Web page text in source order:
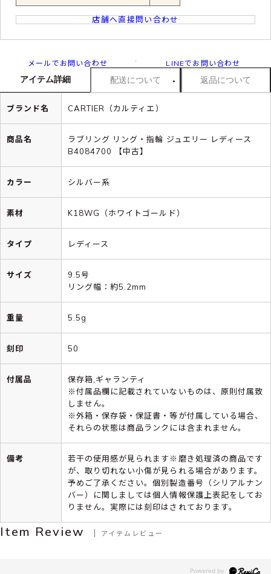
店舗へ直接問い合わせ
メールでお問い合わせ LINEでお問い合わせ
アイテム詳細 配送について 返品について
ブランド名 CARTIER（カルティエ）
商品名
ラブリング リング・指輪 ジュエリー レディース
B4084700 【中古】
カラー シルバー系
素材 K18WG（ホワイトゴールド）
タイプ レディース
サイズ
9.5号
リング幅：約5.2mm
重量 5.5g
刻印 50
付属品
保存箱,ギャランティ
※付属品欄に記載されていないものは、原則付属致
しません。
※外箱・保存袋・保証書・等が付属している場合、
それらの状態は商品ランクには含まれません。
備考
若干の使用感が見られます※磨き処理済の商品です
が、取り切れない小傷が見られる場合があります。
予めご了承ください。個別製造番号（シリアルナン
バー）に関しましては個人情報保護上表記をしてお
りません。実際には刻印はされております。
Item Review アイテムレビュー